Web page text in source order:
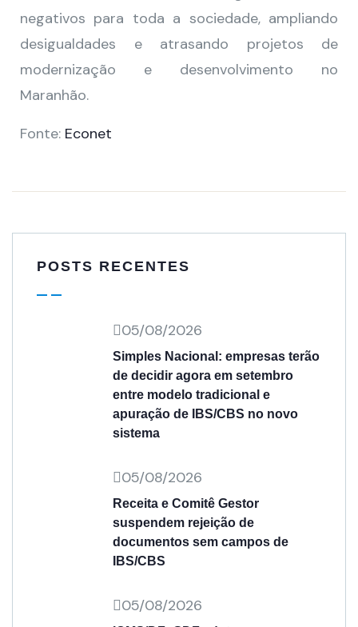
negativos para toda a sociedade, ampliando
desigualdades e atrasando projetos de
modernização e desenvolvimento no
Maranhão.
Fonte: Econet
POSTS RECENTES
05/08/2026
Simples Nacional: empresas terão
de decidir agora em setembro
entre modelo tradicional e
apuração de IBS/CBS no novo
sistema
05/08/2026
Receita e Comitê Gestor
suspendem rejeição de
documentos sem campos de
IBS/CBS
05/08/2026